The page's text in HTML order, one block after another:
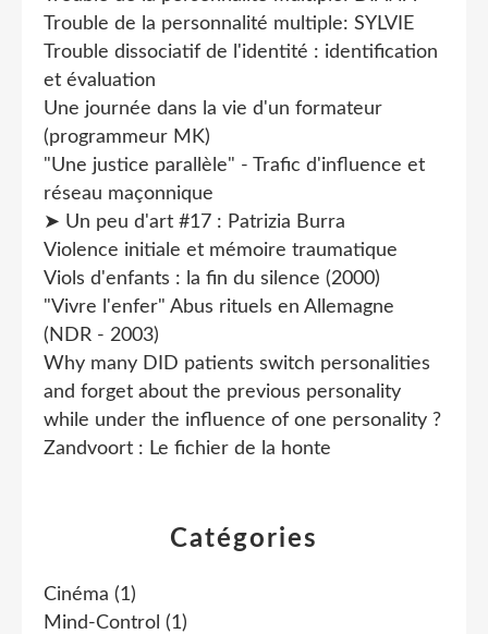
Catégories
Cinéma (1)
Mind-Control (1)
Trouble de la personnalité multiple: SYLVIE
Trouble dissociatif de l'identité : identification
et évaluation
Une journée dans la vie d'un formateur
(programmeur MK)
"Une justice parallèle" - Trafic d'influence et
réseau maçonnique
➤ Un peu d'art #17 : Patrizia Burra
Violence initiale et mémoire traumatique
Viols d'enfants : la fin du silence (2000)
"Vivre l'enfer" Abus rituels en Allemagne
(NDR - 2003)
Why many DID patients switch personalities
and forget about the previous personality
while under the influence of one personality ?
Zandvoort : Le fichier de la honte